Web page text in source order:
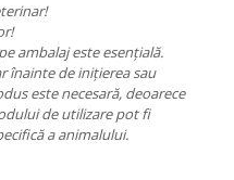
ambalaj este esențială.
înainte de inițierea sau
este necesară, deoarece
de utilizare pot fi
a animalului.